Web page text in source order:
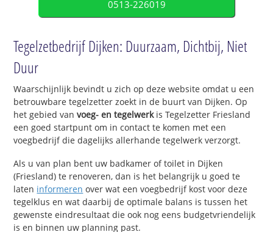
0513-226019
Tegelzetbedrijf Dijken: Duurzaam, Dichtbij, Niet
Duur
Waarschijnlijk bevindt u zich op deze website omdat u een
betrouwbare tegelzetter zoekt in de buurt van Dijken. Op
het gebied van voeg- en tegelwerkis Tegelzetter Friesland
een goed startpunt om in contact te komen met een
voegbedrijf die dagelijks allerhande tegelwerk verzorgt.
Als u van plan bent uw badkamer of toilet in Dijken
(Friesland) te renoveren, dan is het belangrijk u goed te
laten informeren over wat een voegbedrijf kost voor deze
tegelklus en wat daarbij de optimale balans is tussen het
gewenste eindresultaat die ook nog eens budgetvriendelijk
is en binnen uw planning past.